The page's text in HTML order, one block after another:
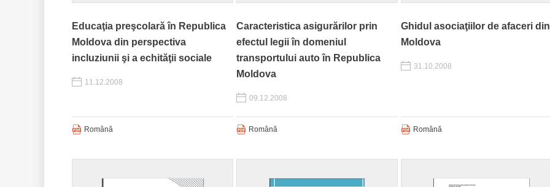
Educaţia preşcolară în Republica
Moldova din perspectiva
incluziunii şi a echităţii sociale
11.12.2008
Română
Caracteristica asigurărilor prin
efectul legii în domeniul
transportului auto în Republica
Moldova
09.12.2008
Română
Ghidul asociaţiilor de afaceri din
Moldova
31.10.2008
Română